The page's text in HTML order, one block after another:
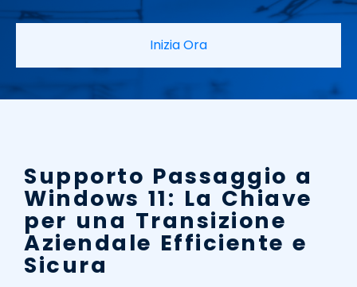
Inizia Ora
Supporto Passaggio a
Windows 11: La Chiave
per una Transizione
Aziendale Efficiente e
Sicura